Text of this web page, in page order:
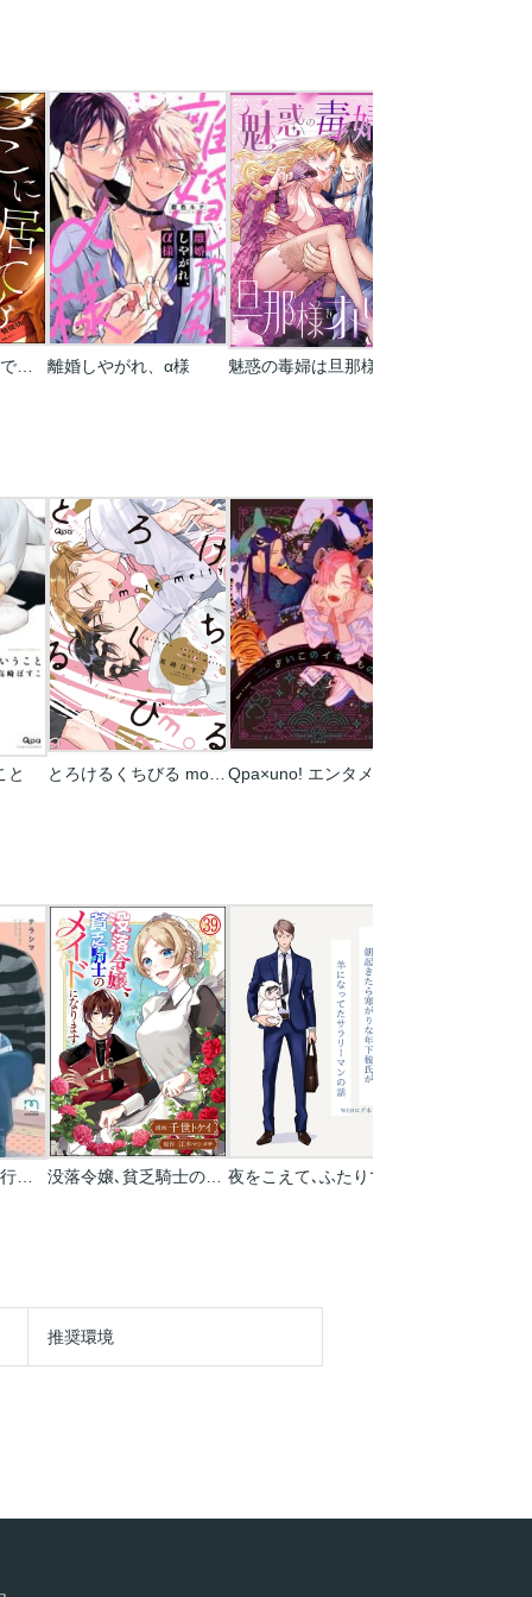
離婚しやがれ、α様
と とろけるくちびる more melty 【電子限定特典付き】
推奨環境